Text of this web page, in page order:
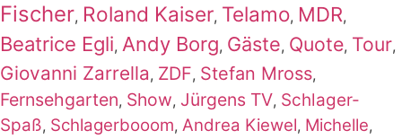
Fischer, Roland Kaiser, Telamo, MDR,
Beatrice Egli, Andy Borg, Gäste, Quote, Tour,
Giovanni Zarrella, ZDF, Stefan Mross,
Fernsehgarten, Show, Jürgens TV, Schlager-
Spaß, Schlagerbooom, Andrea Kiewel, Michelle,